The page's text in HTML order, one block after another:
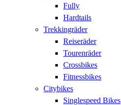
Fully
Hardtails
Trekkingräder
Reiseräder
Tourenräder
Crossbikes
Fitnessbikes
Citybikes
Singlespeed Bikes